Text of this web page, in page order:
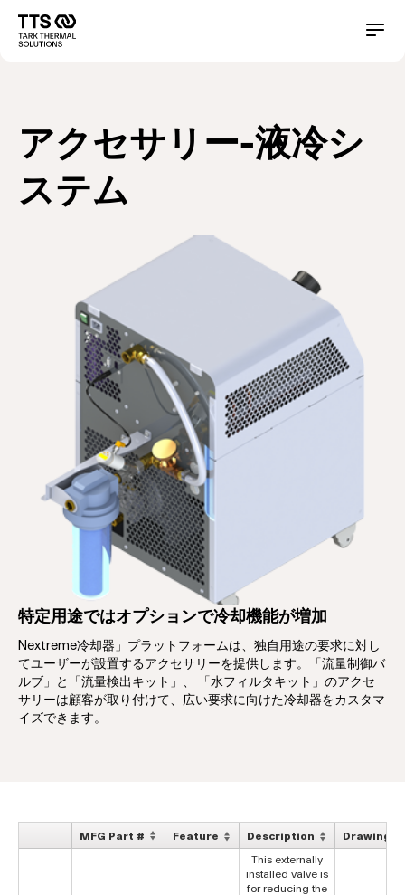
アクセサリー-液冷シ
ステム
特定用途ではオプションで冷却機能が増加
Nextreme冷却器」プラットフォームは、独自用途の要求に対し
てユーザーが設置するアクセサリーを提供します。「流量制御バ
ルブ」と「流量検出キット」、 「水フィルタキット」のアクセ
サリーは顧客が取り付けて、広い要求に向けた冷却器をカスタマ
イズできます。
MFG Part # Feature Description Drawing
This externally
installed valve is
for reducing the